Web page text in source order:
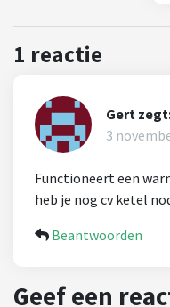
1 reactie
Gert
3
Functioneert een
heb je nog cv ketel
Beantwoorden
Geef een